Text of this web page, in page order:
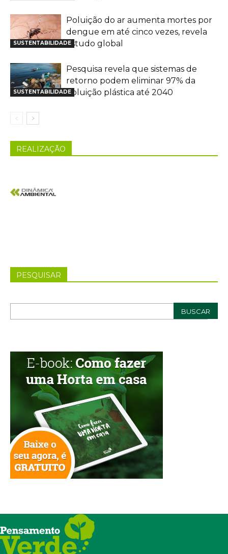
SUSTENTABILIDADE
Poluição do ar aumenta mortes por
dengue em até cinco vezes, revela
estudo global
SUSTENTABILIDADE
Pesquisa revela que sistemas de
retorno podem eliminar 97% da
poluição plástica até 2040
REALIZAÇÃO
PESQUISAR